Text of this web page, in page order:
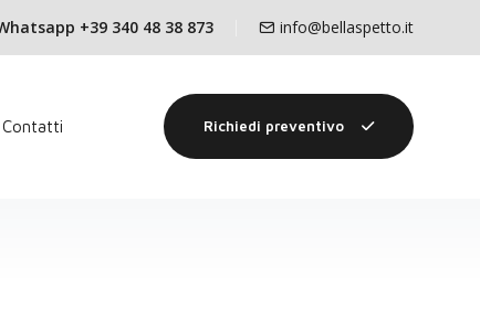
+39 340 48 38 873 info@bellaspetto.it
Contatti Richiedi preventivo